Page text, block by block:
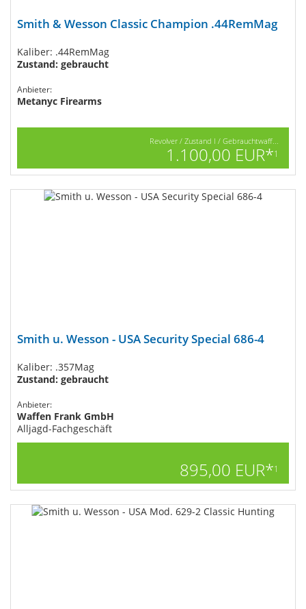
Smith & Wesson Classic Champion .44RemMag
Kaliber: .44RemMag
Zustand: gebraucht
Anbieter:
Metanyc Firearms
Revolver / Zustand I / Gebrauchtwaff...
1.100,00 EUR*1
Smith u. Wesson - USA Security Special 686-4
Kaliber: .357Mag
Zustand: gebraucht
Anbieter:
Waffen Frank GmbH
Alljagd-Fachgeschäft
895,00 EUR*1